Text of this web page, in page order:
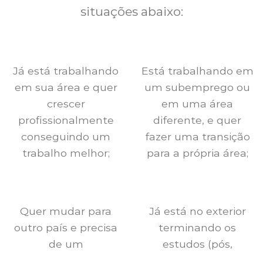
situações abaixo:
Já está trabalhando
em sua área e quer
crescer
profissionalmente
conseguindo um
trabalho melhor;
Está trabalhando em
um subemprego ou
em uma área
diferente, e quer
fazer uma transição
para a própria área;
Quer mudar para
outro país e precisa
de um
Já está no exterior
terminando os
estudos (pós,